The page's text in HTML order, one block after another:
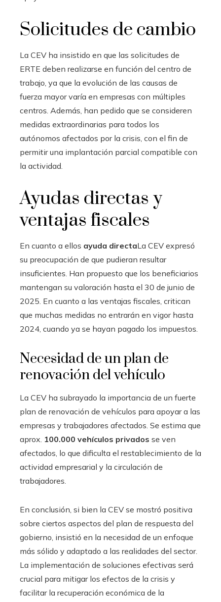
Solicitudes de cambio
La CEV ha insistido en que las solicitudes de
ERTE deben realizarse en función del centro de
trabajo, ya que la evolución de las causas de
fuerza mayor varía en empresas con múltiples
centros. Además, han pedido que se consideren
medidas extraordinarias para todos los
autónomos afectados por la crisis, con el fin de
permitir una implantación parcial compatible con
la actividad.
Ayudas directas y
ventajas fiscales
En cuanto a ellos ayuda directaLa CEV expresó
su preocupación de que pudieran resultar
insuficientes. Han propuesto que los beneficiarios
mantengan su valoración hasta el 30 de junio de
2025. En cuanto a las ventajas fiscales, critican
que muchas medidas no entrarán en vigor hasta
2024, cuando ya se hayan pagado los impuestos.
Necesidad de un plan de
renovación del vehículo
La CEV ha subrayado la importancia de un fuerte
plan de renovación de vehículos para apoyar a las
empresas y trabajadores afectados. Se estima que
aprox. 100.000 vehículos privados se ven
afectados, lo que dificulta el restablecimiento de la
actividad empresarial y la circulación de
trabajadores.
En conclusión, si bien la CEV se mostró positiva
sobre ciertos aspectos del plan de respuesta del
gobierno, insistió en la necesidad de un enfoque
más sólido y adaptado a las realidades del sector.
La implementación de soluciones efectivas será
crucial para mitigar los efectos de la crisis y
facilitar la recuperación económica de la